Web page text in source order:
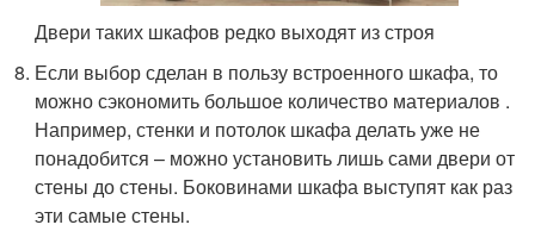
Двери таких шкафов редко выходят из строя
Если выбор сделан в пользу встроенного шкафа, то
можно сэкономить большое количество материалов .
Например, стенки и потолок шкафа делать уже не
понадобится – можно установить лишь сами двери от
стены до стены. Боковинами шкафа выступят как раз
эти самые стены.